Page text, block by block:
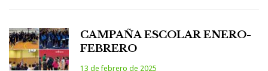
CAMPAÑA ESCOLAR ENERO-
FEBRERO
13 de febrero de 2025